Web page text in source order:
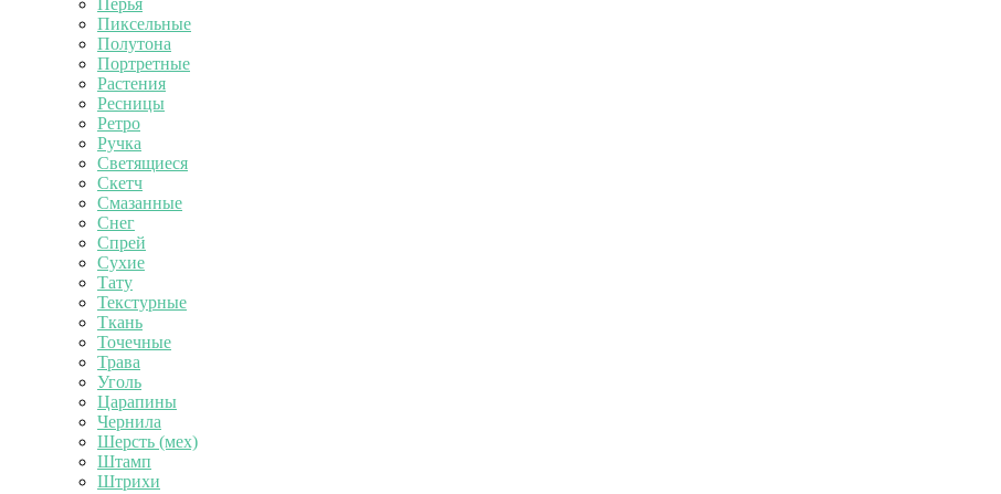
Перья
Пиксельные
Полутона
Портретные
Растения
Ресницы
Ретро
Ручка
Светящиеся
Скетч
Смазанные
Снег
Спрей
Сухие
Тату
Текстурные
Ткань
Точечные
Трава
Уголь
Царапины
Чернила
Шерсть (мех)
Штамп
Штрихи